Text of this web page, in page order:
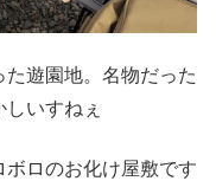
遊園地。名物だった
いすねぇ
ロのお化け屋敷です